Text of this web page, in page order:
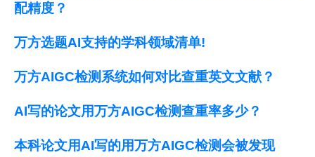
配精度？
万方选题AI支持的学科领域清单!
万方AIGC检测系统如何对比查重英文文献？
AI写的论文用万方AIGC检测查重率多少？
本科论文用AI写的用万方AIGC检测会被发现